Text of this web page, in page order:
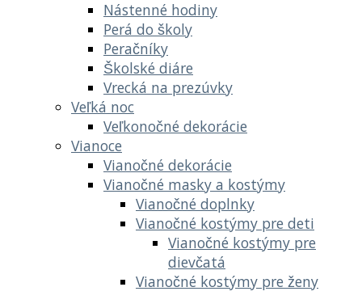
Nástenné hodiny
Perá do školy
Peračníky
Školské diáre
Vrecká na prezúvky
Veľká noc
Veľkonočné dekorácie
Vianoce
Vianočné dekorácie
Vianočné masky a kostýmy
Vianočné doplnky
Vianočné kostýmy pre deti
Vianočné kostýmy pre
dievčatá
Vianočné kostýmy pre ženy